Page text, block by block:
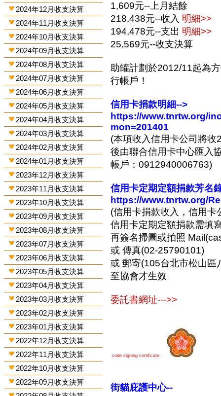
2024年12月收支決算
2024年11月收支決算
2024年10月收支決算
2024年09月收支決算
2024年08月收支決算
2024年07月收支決算
2024年06月收支決算
2024年05月收支決算
2024年04月收支決算
2024年03月收支決算
2024年02月收支決算
2024年01月收支決算
2023年12月收支決算
2023年11月收支決算
2023年10月收支決算
2023年09月收支決算
2023年08月收支決算
2023年07月收支決算
2023年06月收支決算
2023年05月收支決算
2023年04月收支決算
2023年03月收支決算
2023年02月收支決算
2023年01月收支決算
2022年12月收支決算
2022年11月收支決算
2022年10月收支決算
2022年09月收支決算
1,609元--上月結餘
218,438元--收入 明細>>
194,478元--支出 明細>>
25,569元--收支決算
助罐計劃於2012/11起為
行帳戶！
信用卡捐款明細-->
https://www.tnrtw.org/
mon=201401
(本項收入信用卡公司將
後由聯合信用卡中心匯入
帳戶：0912940006763)
信用卡定期定額捐款芳名
https://www.tnrtw.org/
(信用卡捐款收入，信用
信用卡定期定額捐款需填
再簽名掃圖或拍照
或 傳真(02-25790101)
或 郵寄(105台北市松山
至協會才生效
委託書網址--->>
code signing certificate
街貓庇護中心--